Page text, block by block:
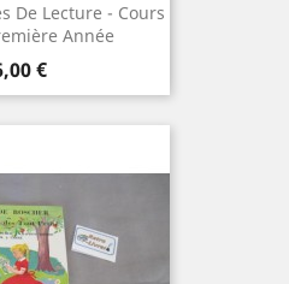
De Lecture - Cours
Année
€